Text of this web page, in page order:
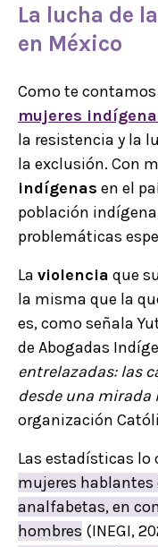
La lucha de
en México
Como te
mujeres
la resistencia y la
la exclusión. Con
indígenas en el
población
problemáticas
La violencia que
la misma que la
es, como señala
de Abogadas
entrelazadas: las
desde una mirada
organización
Las estadísticas lo
mujeres
analfabetas, en
hombres (INEGI,